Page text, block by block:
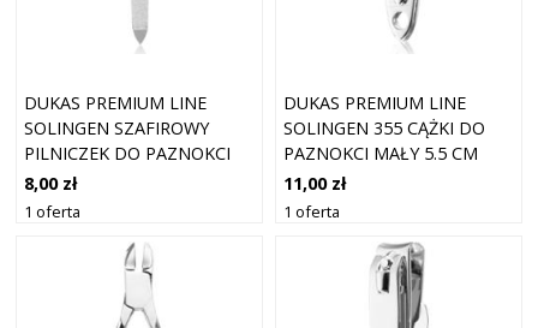
DUKAS PREMIUM LINE
SOLINGEN SZAFIROWY
PILNICZEK DO PAZNOKCI
DO PAZNOKCI 8 CM
8,00 zł
1 oferta
DUKAS PREMIUM LINE
SOLINGEN 355 CĄŻKI DO
PAZNOKCI MAŁY 5.5 CM
11,00 zł
1 oferta